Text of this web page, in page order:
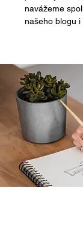
navážeme
našeho blogu i